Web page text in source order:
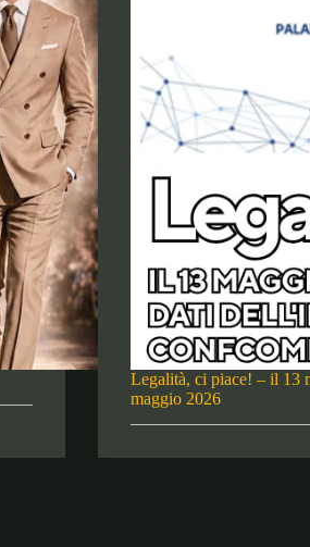
Legalità, ci piace! – il 13
maggio 2026